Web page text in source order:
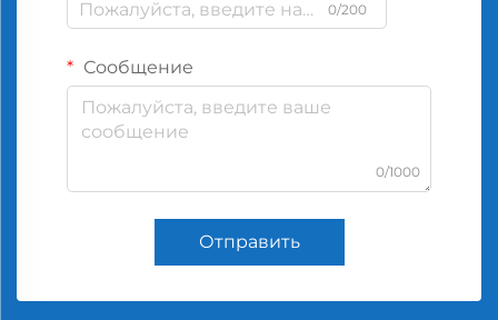
0/200
Сообщение
0/1000
Отправить